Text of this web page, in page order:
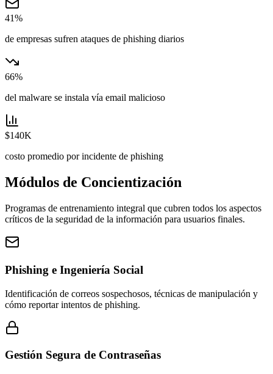
41%
de empresas sufren ataques de phishing diarios
66%
del malware se instala vía email malicioso
$140K
costo promedio por incidente de phishing
Módulos de Concientización
Programas de entrenamiento integral que cubren todos los aspectos
críticos de la seguridad de la información para usuarios finales.
Phishing e Ingeniería Social
Identificación de correos sospechosos, técnicas de manipulación y
cómo reportar intentos de phishing.
Gestión Segura de Contraseñas